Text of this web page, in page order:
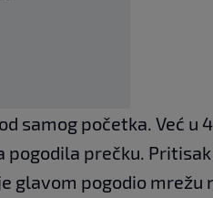
samog početka. Već u
prečku.
glavom pogodio mrežu